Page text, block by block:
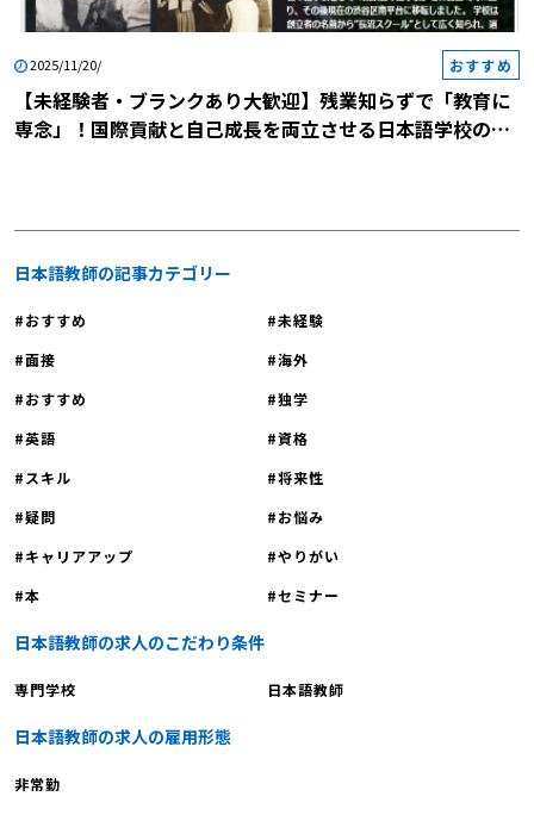
2025/11/20/ おすすめ
【未経験者・ブランクあり大歓迎】残業知らずで「教育に
専念」！国際貢献と自己成長を両立させる日本語学校の説
日本語教師の記事カテゴリー
おすすめ
未経験
面接
海外
おすすめ
独学
英語
資格
スキル
将来性
疑問
お悩み
キャリアアップ
やりがい
本
セミナー
日本語教師の求人のこだわり条件
専門学校 日本語教師
日本語教師の求人の雇用形態
非常勤